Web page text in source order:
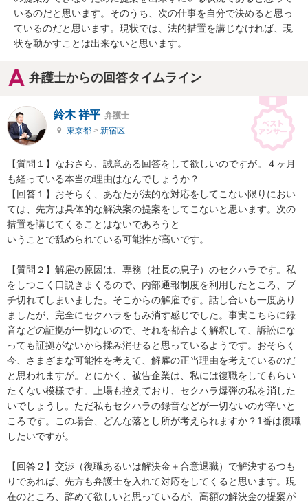
いるのだと思います。そのうち、次の仕事を自分で決めると思っ
ているのだと思います。現状では、法的措置を講じなければ、現
状を動かすことは出来ないと思います。
弁護士からの回答タイムライン
鈴木 祥平 弁護士
東京都 > 新宿区
【質問１】なおさら、誠意ある回答をして欲しいのですが。４ヶ月
も経っている本当の理由はなんでしょうか？
【回答１】おそらく、あなたが法的な対応をしてこない限りにおい
ては、先方は具体的な解決案の提案をしてこないと思います。次の
措置を講じてくることはないであろうと
いうことで舐められている可能性が高いです。
【質問２】解雇の原因は、専務（社長の息子）のセクハラです。私
をしつこく口説きまくるので、内部通報制度を利用したところ、ブ
チ切れてしまいました。そこからの解雇です。話し合いも一度あり
ましたが、完全にセクハラをもみ消す感じでした。事実こちらに録
音などの証拠が一切ないので、それを都合よく解釈して、訴訟にな
っても証拠がないから揉み消せると思っているようです。おそらく
今、さまざまな可能性を考えて、解雇の正当理由を考えているのだ
と思われますが。とにかく、被告企業は、私には復職をしてもらい
たくない模様です。上場も控えており、セクハラ爆弾の私を消した
いでしょうし。ただ私もセクハラの録音などが一切ないのが辛いと
ころです。この場合、どんな落とし所が考えられますか？1番は復職
したいですが。
【回答２】交渉（復職あるいは解決金＋合意退職）で解決するつも
りであれば、先方も弁護士を入れて対応をしてくると思います。現
在のところ、辞めて欲しいと思っているが、高額の解決金の提案が